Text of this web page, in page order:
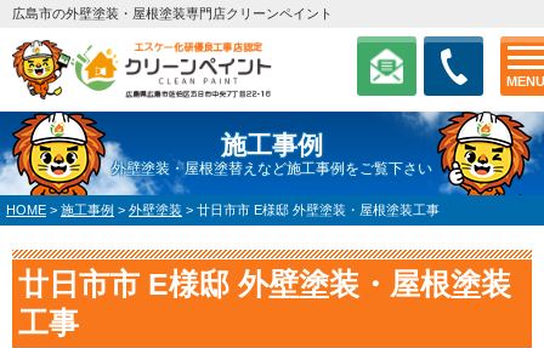
MENU
広島市の外壁塗装・屋根塗装専門店クリーンペイント
施工事例
外壁塗装・屋根塗替えなど施工事例をご覧下さい
HOME > 施工事例 > 外壁塗装 > 廿日市市 E様邸 外壁塗装・屋根塗装工事
廿日市市 E様邸 外壁塗装・屋根塗装
工事